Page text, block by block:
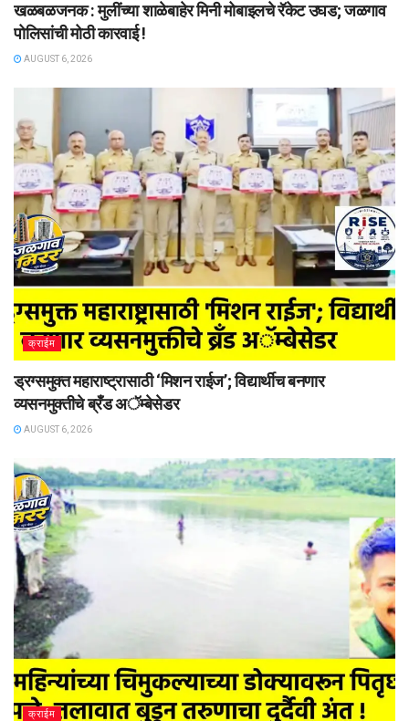
खळबळजनक : मुलींच्या शाळेबाहेर मिनी मोबाइलचे रॅकेट उघड; जळगाव
पोलिसांची मोठी कारवाई !
AUGUST 6, 2026
क्राईम
ड्रग्समुक्त महाराष्ट्रासाठी ‘मिशन राईज’; विद्यार्थीच बनणार
व्यसनमुक्तीचे ब्रँड अॅम्बेसेडर
AUGUST 6, 2026
क्राईम